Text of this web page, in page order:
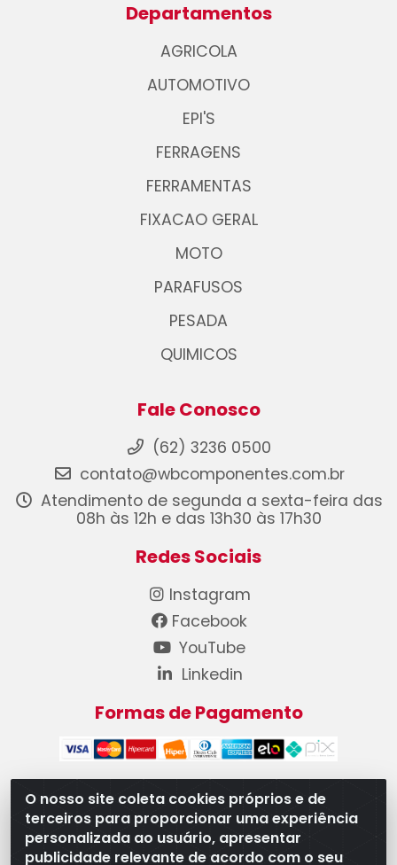
O nosso site coleta cookies próprios e de
terceiros para proporcionar uma experiência
personalizada ao usuário, apresentar
publicidade relevante de acordo com o seu
Departamentos
AGRICOLA
AUTOMOTIVO
EPI'S
FERRAGENS
FERRAMENTAS
FIXACAO GERAL
MOTO
PARAFUSOS
PESADA
QUIMICOS
Fale Conosco
(62) 3236 0500
contato@wbcomponentes.com.br
Atendimento de segunda a sexta-feira das
08h às 12h e das 13h30 às 17h30
Redes Sociais
Instagram
Facebook
YouTube
Linkedin
Formas de Pagamento
WB Componentes Automotivos LTDA - CNPJ
08.528.393/0001-12 - Rua do Níquel, 667 - Parque
Oeste Industrial, Goiânia/GO - CEP 74375-660